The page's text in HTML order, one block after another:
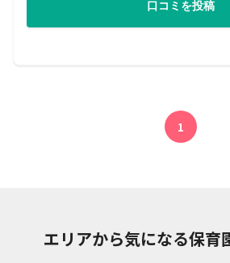
口コミを投稿
1
エリアから気になる保育